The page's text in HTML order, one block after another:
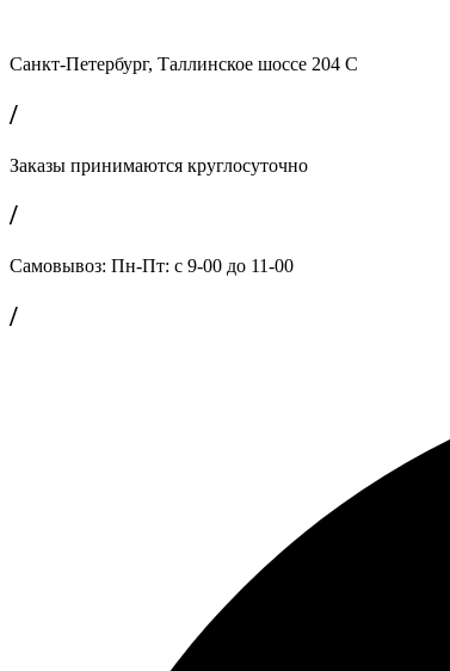
Санкт-Петербург, Таллинское шоссе 204 С
/
Заказы принимаются круглосуточно
/
Самовывоз: Пн-Пт: с 9-00 до 11-00
/